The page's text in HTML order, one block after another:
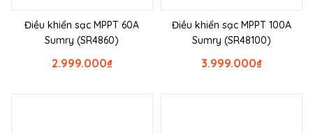
Điều khiển sạc MPPT 60A
Sumry (SR4860)
₫
2.999.000
Điều khiển sạc MPPT 100A
Sumry (SR48100)
₫
3.999.000